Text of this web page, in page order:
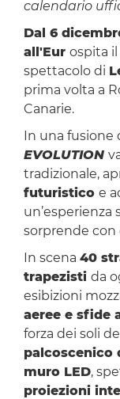
calendario
Dal 6
all'Eur ospita
spettacolo di
prima volta a
Canarie.
In una fusione
EVOLUTION
tradizionale,
futuristico e
sorprende con
In scena 40
trapezisti da
esibizioni
aeree e sfide
forza dei soli
palcoscenico
muro LED,
proiezioni